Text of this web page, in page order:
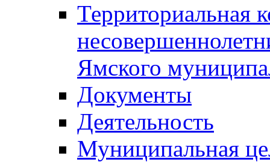
Территориальная
Ямского
Документы
Деятельность
Муниципальная